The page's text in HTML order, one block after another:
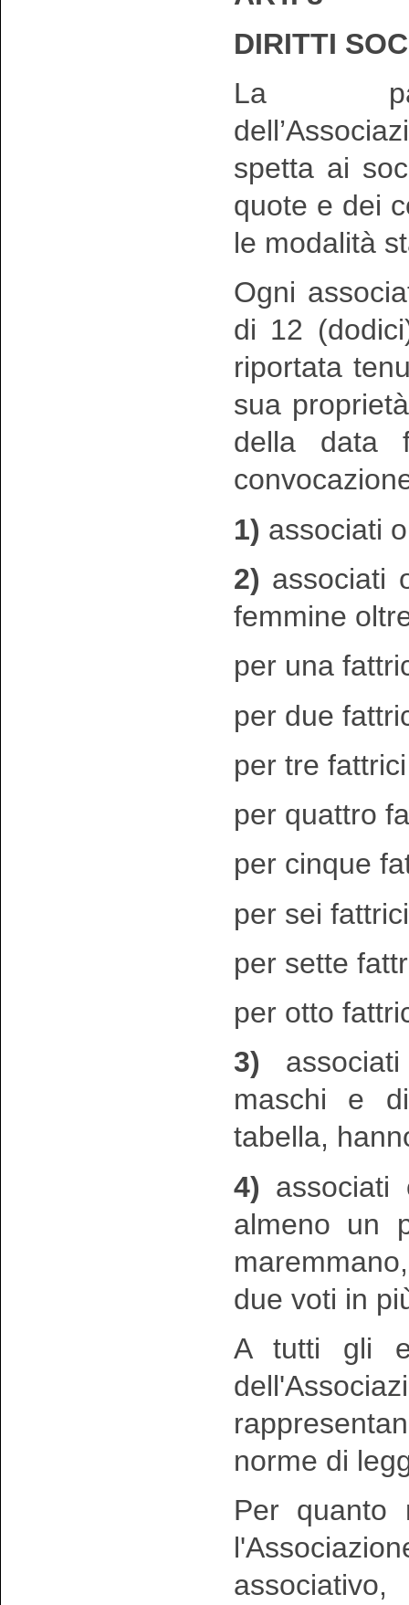
DIRITTI
La
spetta ai
quote e dei
le modalità
Ogni
di 12
riportata
sua
della data
1) associati
2) associati
femmine
per una
per due
per tre
per quattro
per cinque
per sei
per sette
per otto
3)
maschi e
tabella,
4)
almeno un
due voti in
A tutti gli
norme di
Per quanto